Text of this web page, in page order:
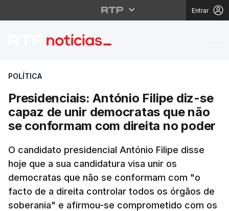
Entrar
Presidenciais:
POLÍTICA
Presidenciais: António Filipe diz-se
capaz de unir democratas que não
se conformam com direita no poder
O candidato presidencial António Filipe disse
hoje que a sua candidatura visa unir os
democratas que não se conformam com "o
facto de a direita controlar todos os órgãos de
soberania" e afirmou-se comprometido com os